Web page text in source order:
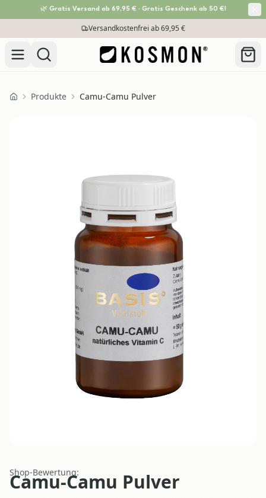
🌿 Gratis Versand ab 69,95 € · Gratis Geschenk ab 50 €!
Zum Inhalt springenVersandkostenfrei ab 69,95 €
HomeProdukte Camu-Camu Pulver
Shop-Bewertung:
Camu-Camu Pulver